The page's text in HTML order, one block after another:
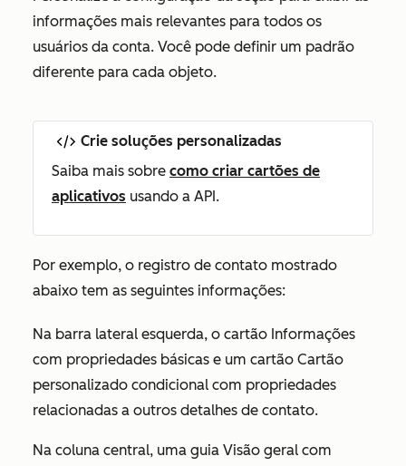
informações mais relevantes para todos os
usuários da conta. Você pode definir um padrão
diferente para cada objeto.
Crie soluções personalizadas
Saiba mais sobre como criar cartões de
aplicativos usando a API.
Por exemplo, o registro de contato mostrado
abaixo tem as seguintes informações:
Na barra lateral esquerda, o cartão Informações
com propriedades básicas e um cartão Cartão
personalizado condicional com propriedades
relacionadas a outros detalhes de contato.
Na coluna central, uma guia Visão geral com